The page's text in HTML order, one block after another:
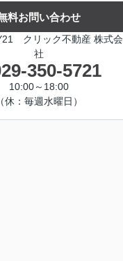
料お問い合わせ
クリック不動産 株式会
社
350-5721
10:00～18:00
（休：毎週水曜日）